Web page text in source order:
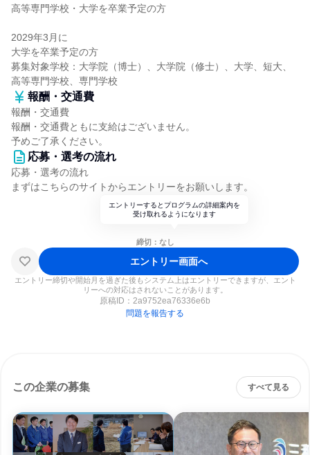
高等専門学校・大学を卒業予定の方
2029年3月に
大学を卒業予定の方
募集対象学校：大学院（博士）、大学院（修士）、大学、短大、
高等専門学校、専門学校
報酬・交通費
報酬・交通費
報酬・交通費ともに支給はございません。
予めご了承ください。
応募・選考の流れ
応募・選考の流れ
まずはこちらのサイトからエントリーをお願いします。
エントリーするとプログラムの詳細案内を
受け取れるようになります
締切：なし
エントリー画面へ
エントリー締切や開始月を過ぎた後もシステム上はエントリーできますが、エント
リーへの対応はされないことがあります。
原稿ID： 2a9752ea76336e6b
問題を報告する
この企業の募集 すべて見る